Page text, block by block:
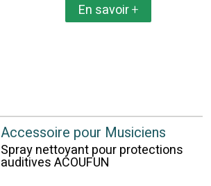
En savoir+
Accessoire pour Musiciens
Spray nettoyant pour protections
auditives ACOUFUN